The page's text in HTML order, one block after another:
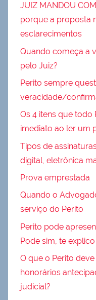
JUIZ MANDOU
porque a proposta
esclarecimentos
Quando começa a
pelo Juiz?
Perito sempre
veracidade/
Os 4 itens que todo
imediato ao ler um
Tipos de
digital, eletrônica
Prova emprestada
Quando o
serviço do Perito
Perito pode
Pode sim, te
O que o Perito
honorários
judicial?